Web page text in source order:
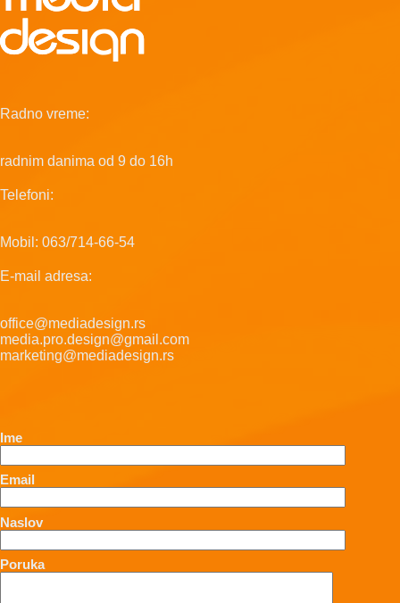
Radno vreme:
radnim danima od 9 do 16h
Telefoni:
Mobil: 063/714-66-54
E-mail adresa:
office@mediadesign.rs
media.pro.design@gmail.com
marketing@mediadesign.rs
Ime
Email
Naslov
Poruka